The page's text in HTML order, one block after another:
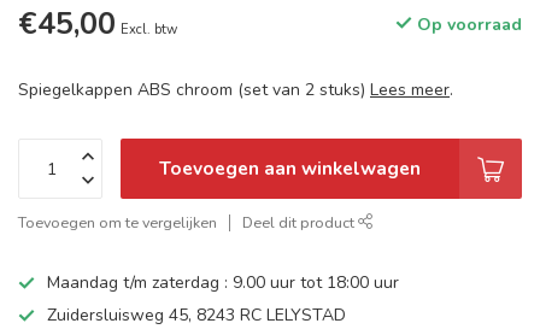
€45,00 Excl. btw Op voorraad
Spiegelkappen ABS chroom (set van 2 stuks) Lees meer.
Toevoegen aan winkelwagen
Toevoegen om te vergelijken Deel dit product
Maandag t/m zaterdag : 9.00 uur tot 18:00 uur
Zuidersluisweg 45, 8243 RC LELYSTAD